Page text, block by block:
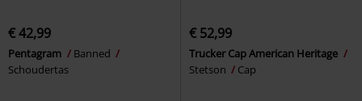
€ 42,99
Pentagram
Banned
Schoudertas
€ 52,99
Trucker Cap American Heritage
Stetson
Cap